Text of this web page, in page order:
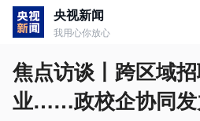
央视新闻
我用心你放心
焦点访谈丨跨区域
业……政校企协同发